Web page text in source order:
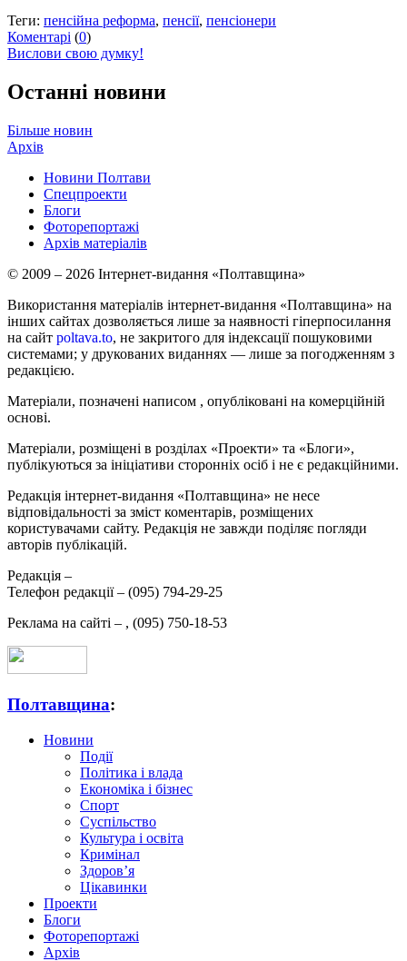
Теги: пенсійна реформа, пенсії, пенсіонери
Коментарі (0)
Вислови свою думку!
Останні новини
Більше новин
Архів
Новини Полтави
Спецпроекти
Блоги
Фоторепортажі
Архів матеріалів
© 2009 – 2026 Інтернет-видання «Полтавщина»
Використання матеріалів інтернет-видання «Полтавщина» на
інших сайтах дозволяється лише за наявності гіперпосилання
на сайт poltava.to, не закритого для індексації пошуковими
системами; у друкованих виданнях — лише за погодженням з
редакцією.
Матеріали, позначені написом , опубліковані на комерційній
основі.
Матеріали, розміщені в розділах «Проекти» та «Блоги»,
публікуються за ініціативи сторонніх осіб і не є редакційними.
Редакція інтернет-видання «Полтавщина» не несе
відповідальності за зміст коментарів, розміщених
користувачами сайту. Редакція не завжди поділяє погляди
авторів публікацій.
Редакція –
Телефон редакції – (095) 794-29-25
Реклама на сайті – , (095) 750-18-53
Полтавщина:
Новини
Події
Політика і влада
Економіка і бізнес
Спорт
Суспільство
Культура і освіта
Кримінал
Здоров’я
Цікавинки
Проекти
Блоги
Фоторепортажі
Архів